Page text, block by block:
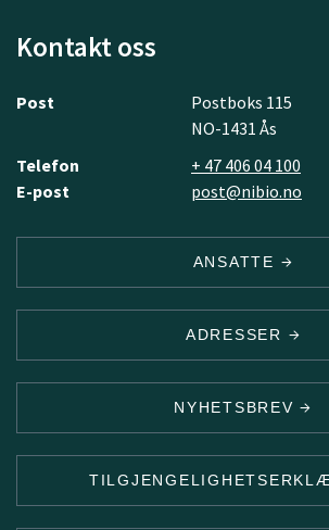
Kontakt oss
Post
Postboks 115
NO-1431 Ås
Telefon
+ 47 406 04 100
E-post
post@nibio.no
ANSATTE
ADRESSER
NYHETSBREV